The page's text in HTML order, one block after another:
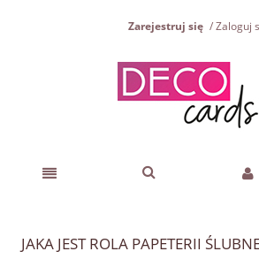
Zarejestruj się Zaloguj
JAKA JEST ROLA PAPETERII